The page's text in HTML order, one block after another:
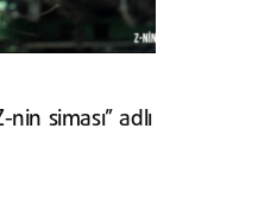
siması” adlı